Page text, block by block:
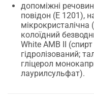
допоміжні
повідон (E 1201),
мікрокристалічна
колоїдний
White AMB II (спирт
гідролізований;
гліцерол
лаурилсульфат).